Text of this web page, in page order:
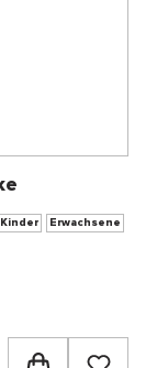
Kinder Erwachsene